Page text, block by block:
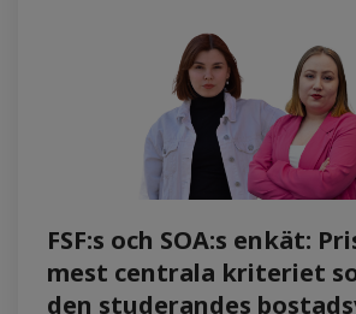
FSF:s och SOA:s enkät:
mest centrala kriteriet
den studerandes